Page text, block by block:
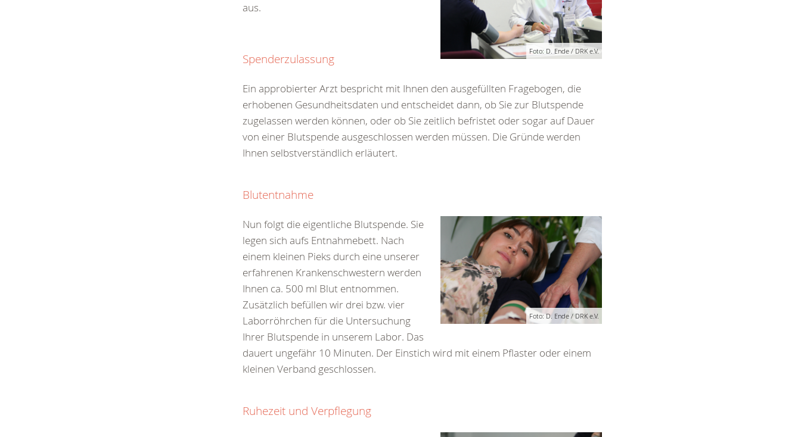
Foto: D. Ende / DRK e.V.
aus.
Spenderzulassung
Ein approbierter Arzt bespricht mit Ihnen den ausgefüllten Fragebogen, die
erhobenen Gesundheitsdaten und entscheidet dann, ob Sie zur Blutspende
zugelassen werden können, oder ob Sie zeitlich befristet oder sogar auf Dauer
von einer Blutspende ausgeschlossen werden müssen. Die Gründe werden
Ihnen selbstverständlich erläutert.
Blutentnahme
Foto: D. Ende / DRK e.V.
Nun folgt die eigentliche Blutspende. Sie
legen sich aufs Entnahmebett. Nach
einem kleinen Pieks durch eine unserer
erfahrenen Krankenschwestern werden
Ihnen ca. 500 ml Blut entnommen.
Zusätzlich befüllen wir drei bzw. vier
Laborröhrchen für die Untersuchung
Ihrer Blutspende in unserem Labor. Das
dauert ungefähr 10 Minuten. Der Einstich wird mit einem Pflaster oder einem
kleinen Verband geschlossen.
Ruhezeit und Verpflegung